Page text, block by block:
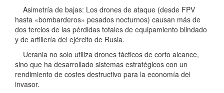
Asimetría de bajas: Los drones de ataque (desde FPV
hasta «bombarderos» pesados nocturnos) causan más de
dos tercios de las pérdidas totales de equipamiento blindado
y de artillería del ejército de Rusia.
Ucrania no solo utiliza drones tácticos de corto alcance,
sino que ha desarrollado sistemas estratégicos con un
rendimiento de costes destructivo para la economía del
invasor.